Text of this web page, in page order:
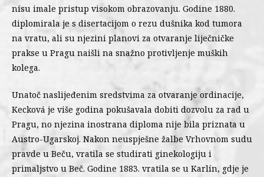
nisu imale pristup visokom obrazovanju. Godine 1880.
diplomirala je s disertacijom o rezu dušnika kod tumora
na vratu, ali su njezini planovi za otvaranje liječničke
prakse u Pragu naišli na snažno protivljenje muških
kolega.
Unatoč naslijeđenim sredstvima za otvaranje ordinacije,
Kecková je više godina pokušavala dobiti dozvolu za rad u
Pragu, no njezina inostrana diploma nije bila priznata u
Austro-Ugarskoj. Nakon neuspješne žalbe Vrhovnom sudu
pravde u Beču, vratila se studirati ginekologiju i
primaljstvo u Beč. Godine 1883. vratila se u Karlín, gdje je